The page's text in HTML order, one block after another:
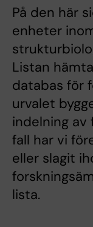
På den här
enheter
Listan
databas för
urvalet
indelning av
fall har vi
eller slagit
lista.